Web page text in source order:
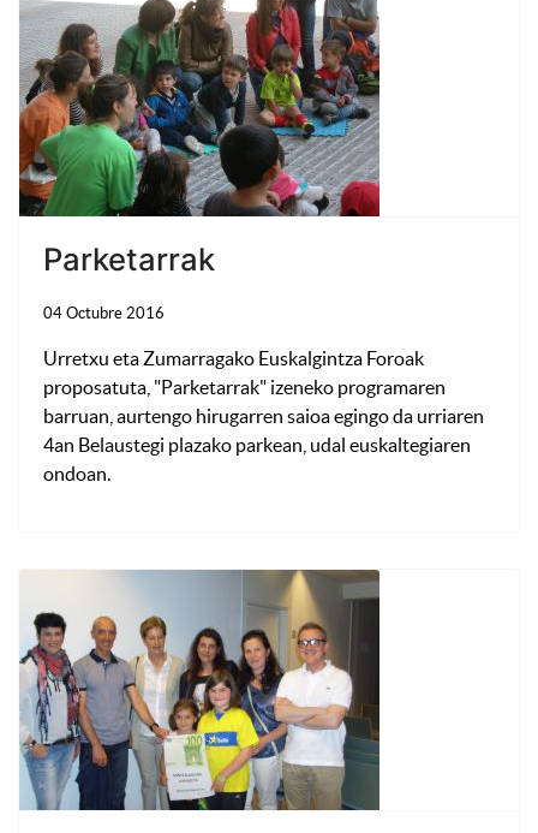
Parketarrak
04 Octubre 2016
Urretxu eta Zumarragako Euskalgintza Foroak
proposatuta, "Parketarrak" izeneko programaren
barruan, aurtengo hirugarren saioa egingo da urriaren
4an Belaustegi plazako parkean, udal euskaltegiaren
ondoan.